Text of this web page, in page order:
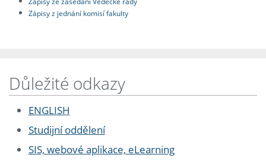
Zápisy z jednání komisí fakulty
Důležité odkazy
ENGLISH
Studijní oddělení
SIS, webové aplikace, eLearning